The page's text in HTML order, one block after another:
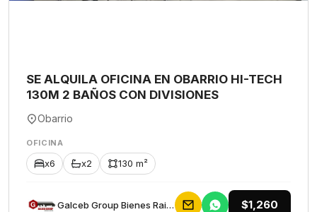
SE ALQUILA OFICINA EN OBARRIO HI-TECH
130M 2 BAÑOS CON DIVISIONES
Obarrio
OFICINA
x6 x2 130 m²
Galceb Group Bienes Raices $1,260